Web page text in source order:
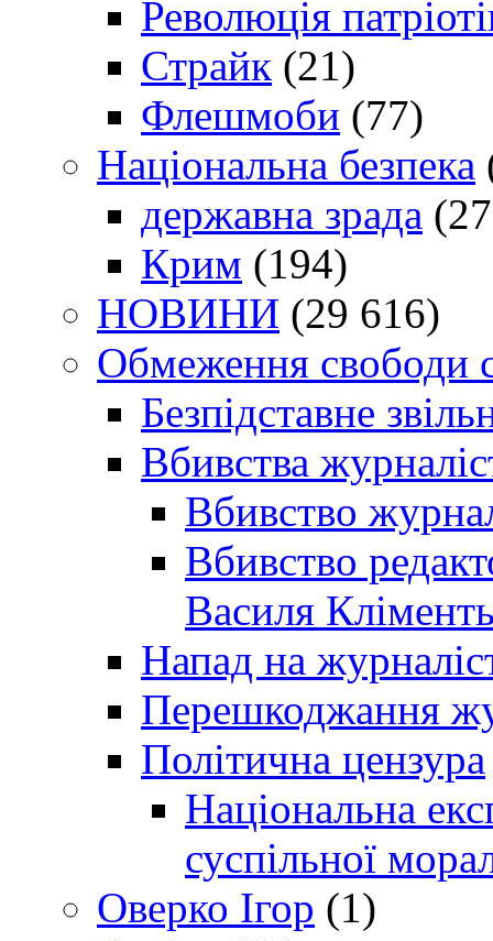
Революція
Страйк (21)
Флешмоби (77)
Національна безпека
державна зрада
Крим (194)
НОВИНИ (29 616)
Обмеження свободи
Безпідставне
Вбивства
Вбивство
Вбивство
Василя
Напад на
Перешкоджання
Політична цензура
Національна
суспільної
Оверко Ігор (1)